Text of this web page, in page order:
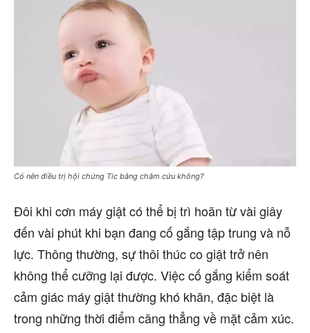
Có nên điều trị hội chứng Tic bằng châm cứu không?
Đôi khi cơn máy giật có thể bị trì hoãn từ vài giây
đến vài phút khi bạn đang cố gắng tập trung và nỗ
lực. Thông thường, sự thôi thúc co giật trở nên
không thể cưỡng lại được. Việc cố gắng kiểm soát
cảm giác máy giật thường khó khăn, đặc biệt là
trong những thời điểm căng thẳng về mặt cảm xúc.